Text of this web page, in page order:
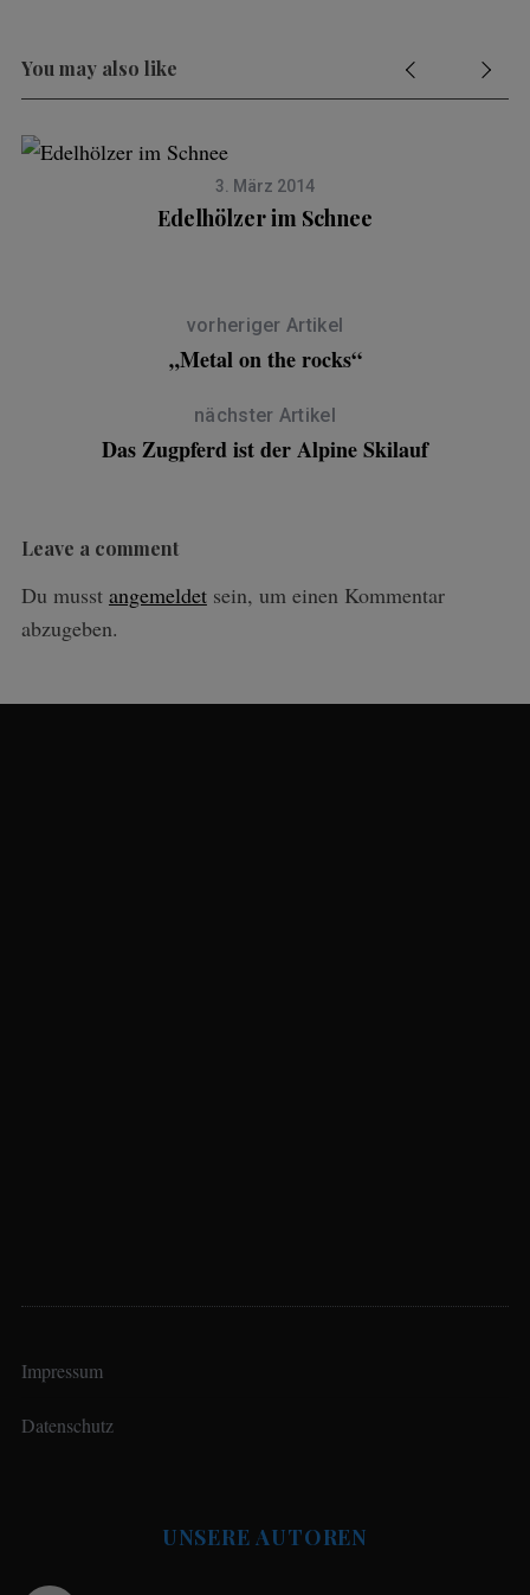
You may also like
3. März 2014
Edelhölzer im Schnee
vorheriger Artikel
„Metal on the rocks“
nächster Artikel
Das Zugpferd ist der Alpine Skilauf
Leave a comment
Du musst angemeldetsein, um einen Kommentar
abzugeben.
Impressum
Datenschutz
UNSERE AUTOREN